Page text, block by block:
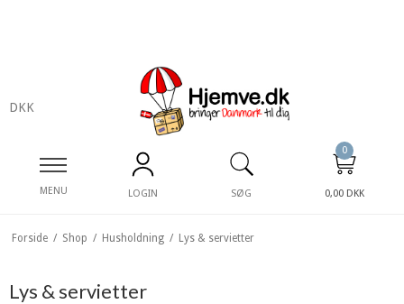
DKK
MENU LOGIN SØG
0
0,00 DKK
Forside / Shop / Husholdning / Lys & servietter
Lys & servietter